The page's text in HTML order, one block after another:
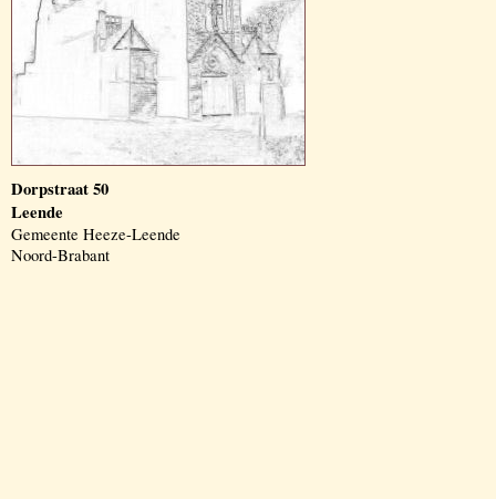
Dorpstraat 50
Leende
Gemeente Heeze-Leende
Noord-Brabant